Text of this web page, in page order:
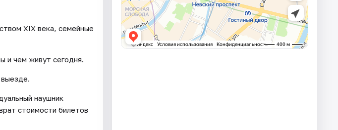
XIX века, семейные
и чем живут сегодня.
наушник
стоимости билетов